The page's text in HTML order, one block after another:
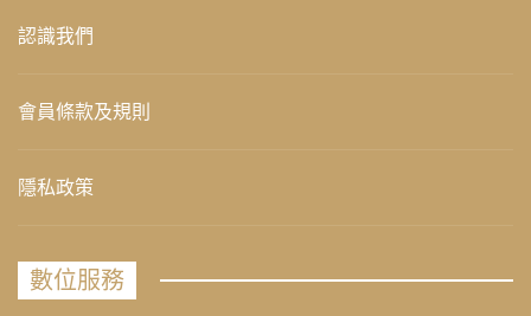
認識我們
會員條款及規則
隱私政策
數位服務